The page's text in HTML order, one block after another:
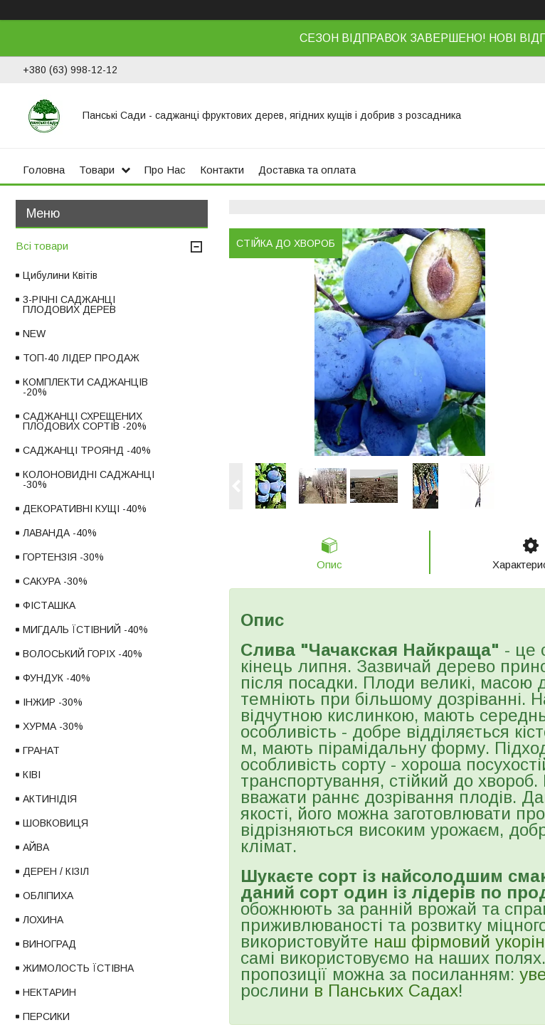
СЕЗОН ВІДПРАВОК ЗАВЕРШЕНО! НОВІ
+380 (63) 998-12-12
Панські Сади - саджанці фруктових дерев, ягідних кущів і добрив з розсадника
Головна Товари Про Нас Контакти Доставка та оплата
СТІЙКА ДО ХВОРОБ
Опис
Опис
Слива "Чачакская Найкраща" - це
кінець липня. Зазвичай дерево
після посадки. Плоди великі, масою
темніють при більшому дозріванні.
відчутною кислинкою, мають
особливість - добре відділяється
м, мають пірамідальну форму.
особливість сорту - хороша
транспортування, стійкий до
вважати раннє дозрівання плодів.
якості, його можна заготовлювати
відрізняються високим урожаєм,
клімат.
Шукаєте сорт із найсолодшим
даний сорт один із лідерів по
обожнюють за ранній врожай та
приживлюваності та розвитку
використовуйте наш фірмовий
самі використовуємо на наших
пропозиції можна за посиланням:
рослини в Панських Садах!
Всі товари
Цибулини Квітів
3-РІЧНІ САДЖАНЦІ
ПЛОДОВИХ ДЕРЕВ
NEW
ТОП-40 ЛІДЕР ПРОДАЖ
КОМПЛЕКТИ САДЖАНЦІВ
-20%
САДЖАНЦІ СХРЕЩЕНИХ
ПЛОДОВИХ СОРТІВ -20%
САДЖАНЦІ ТРОЯНД -40%
КОЛОНОВИДНІ САДЖАНЦІ
-30%
ДЕКОРАТИВНІ КУЩІ -40%
ЛАВАНДА -40%
ГОРТЕНЗІЯ -30%
САКУРА -30%
ФІСТАШКА
МИГДАЛЬ ЇСТІВНИЙ -40%
ВОЛОСЬКИЙ ГОРІХ -40%
ФУНДУК -40%
ІНЖИР -30%
ХУРМА -30%
ГРАНАТ
КІВІ
АКТИНІДІЯ
ШОВКОВИЦЯ
АЙВА
ДЕРЕН / КІЗІЛ
ОБЛІПИХА
ЛОХИНА
ВИНОГРАД
ЖИМОЛОСТЬ ЇСТІВНА
НЕКТАРИН
ПЕРСИКИ